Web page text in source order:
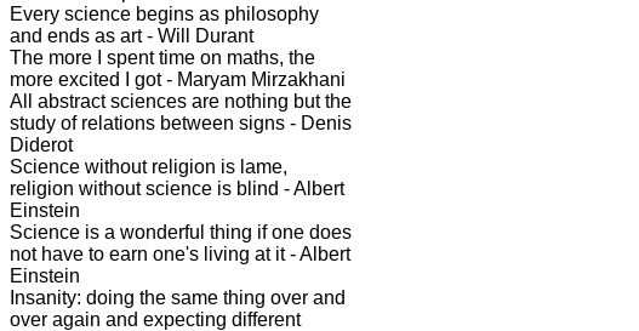
Every science begins as philosophy
and ends as art - Will Durant
The more I spent time on maths, the
more excited I got - Maryam Mirzakhani
All abstract sciences are nothing but the
study of relations between signs - Denis
Diderot
Science without religion is lame,
religion without science is blind - Albert
Einstein
Science is a wonderful thing if one does
not have to earn one's living at it - Albert
Einstein
Insanity: doing the same thing over and
over again and expecting different